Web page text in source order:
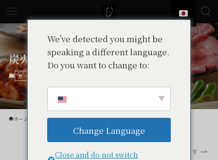
炭火焼肉七福
食べる
ホーム 食べる
スクロールできます
We've detected you might be
speaking a different language.
Do you want to change to:
Change Language
Close and do not switch